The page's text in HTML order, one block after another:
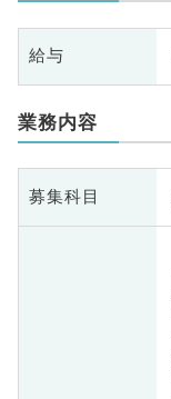
給与
業務内容
募集科目